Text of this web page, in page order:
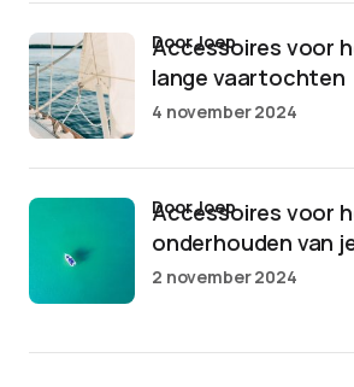
Accessoires voor
lange vaartochten
door Joep
4 november 2024
Accessoires voor
onderhouden van
door Joep
2 november 2024